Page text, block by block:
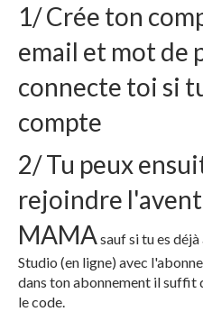
1/ Crée ton
email et mot de
connecte toi si
compte
2/ Tu peux
rejoindre
MAMAsauf si tu es
Studio (en ligne) avec
dans ton abonnement il
le code.